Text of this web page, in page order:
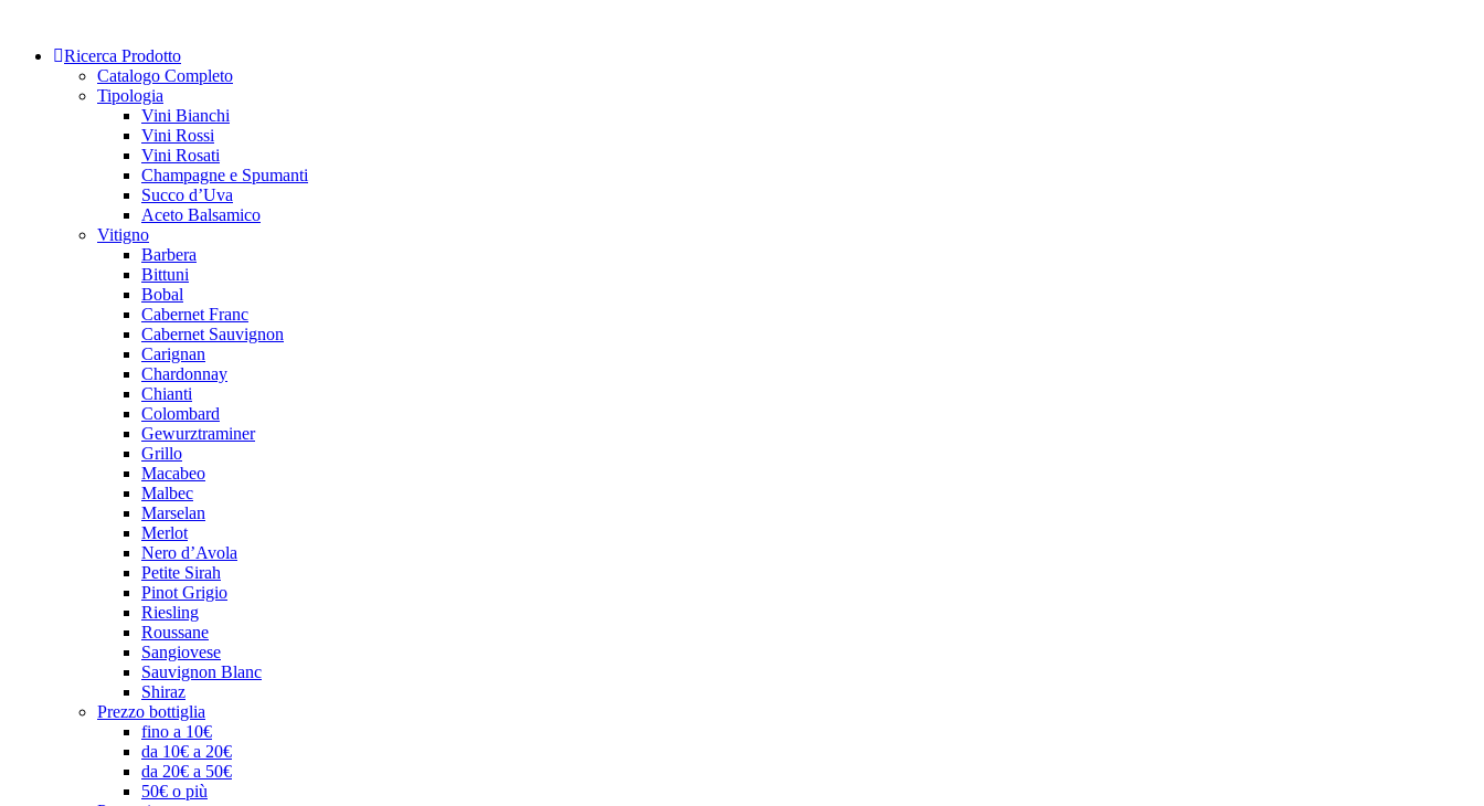
content Ricerca Prodotto
Catalogo Completo
Tipologia
Vini Bianchi
Vini Rossi
Vini Rosati
Champagne e Spumanti
Succo d’Uva
Aceto Balsamico
Vitigno
Barbera
Bittuni
Bobal
Cabernet Franc
Cabernet Sauvignon
Carignan
Chardonnay
Chianti
Colombard
Gewurztraminer
Grillo
Macabeo
Malbec
Marselan
Merlot
Nero d’Avola
Petite Sirah
Pinot Grigio
Riesling
Roussane
Sangiovese
Sauvignon Blanc
Shiraz
Prezzo bottiglia
fino a 10€
da 10€ a 20€
da 20€ a 50€
50€ o più